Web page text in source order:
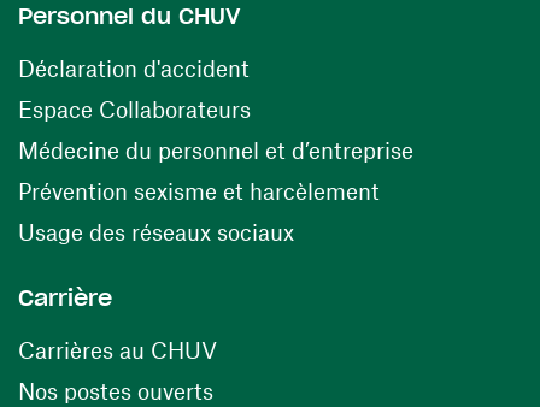
Personnel du CHUV
Déclaration d'accident
Espace Collaborateurs(ouvre une nouvelle fenêtre)
Médecine du personnel et d’entreprise
Prévention sexisme et harcèlement
Usage des réseaux sociaux(ouvre une nouvelle
Carrière
Carrières au CHUV(ouvre une nouvelle fenêtre)
Nos postes ouverts(ouvre une nouvelle fenêtre)